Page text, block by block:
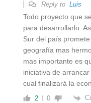
Reply to Luis
Todo proyecto que
para desarrollarlo.
Sur del país
geografía mas
mas importante es
iniciativa de
cual finalizará la
2 0